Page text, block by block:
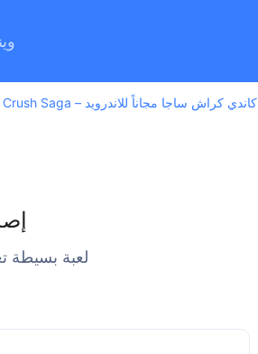
كاندي كراش ساجا مجاناً للاندرويد – Candy Crush Saga
لعبة بسيطة